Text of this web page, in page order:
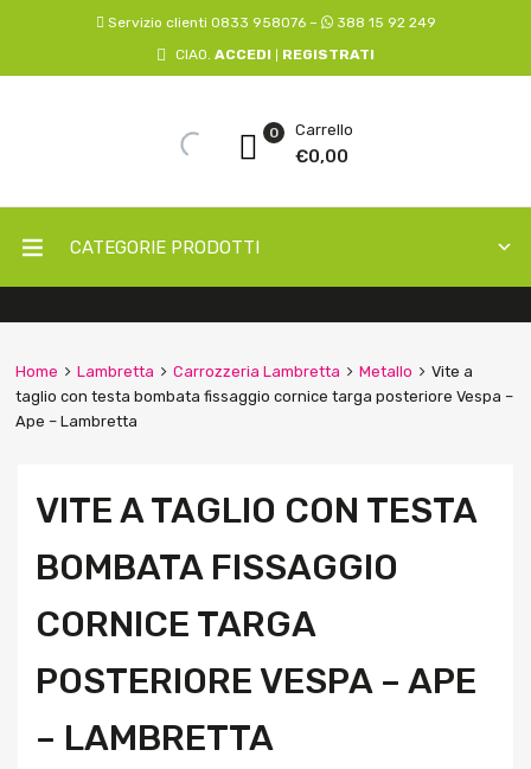
Servizio clienti 0833 958076 –
388 15 92 249
CIAO. ACCEDI REGISTRATI
Carrello
€0,00
0
CATEGORIE PRODOTTI
Home Lambretta Carrozzeria Lambretta Metallo
Vite a
taglio con testa bombata fissaggio cornice targa posteriore Vespa –
Ape – Lambretta
VITE A TAGLIO CON TESTA
BOMBATA FISSAGGIO
CORNICE TARGA
POSTERIORE VESPA – APE
– LAMBRETTA